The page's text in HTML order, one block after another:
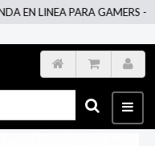
LINEA PARA GAMERS -